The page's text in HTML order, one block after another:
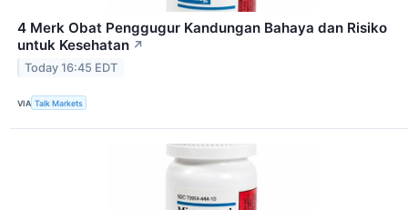
4 Merk Obat Penggugur Kandungan Bahaya dan Risiko
untuk Kesehatan ↗
Today 16:45 EDT
VIA Talk Markets